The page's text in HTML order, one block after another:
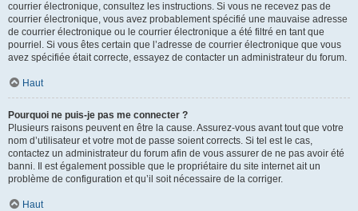
courrier électronique, consultez les instructions. Si vous ne recevez pas de
courrier électronique, vous avez probablement spécifié une mauvaise adresse
de courrier électronique ou le courrier électronique a été filtré en tant que
pourriel. Si vous êtes certain que l’adresse de courrier électronique que vous
avez spécifiée était correcte, essayez de contacter un administrateur du forum.
Haut
Pourquoi ne puis-je pas me connecter ?
Plusieurs raisons peuvent en être la cause. Assurez-vous avant tout que votre
nom d’utilisateur et votre mot de passe soient corrects. Si tel est le cas,
contactez un administrateur du forum afin de vous assurer de ne pas avoir été
banni. Il est également possible que le propriétaire du site internet ait un
problème de configuration et qu’il soit nécessaire de la corriger.
Haut